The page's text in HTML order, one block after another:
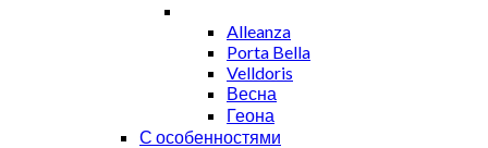
Alleanza
Porta Bella
Velldoris
Весна
Геона
С особенностями